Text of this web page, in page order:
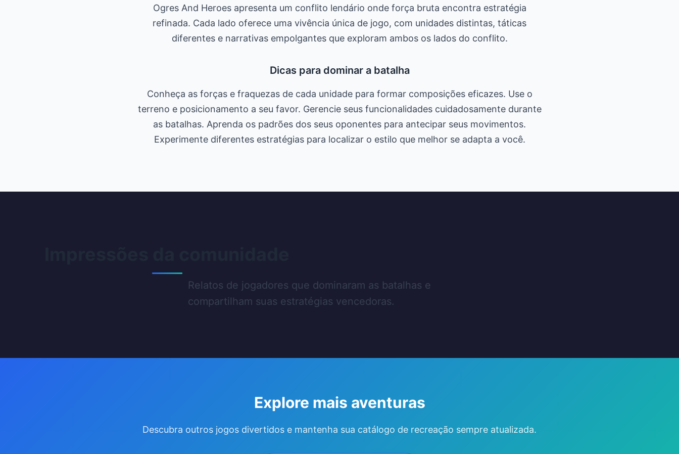
Ogres And Heroes apresenta um conflito lendário onde força bruta encontra estratégia
refinada. Cada lado oferece uma vivência única de jogo, com unidades distintas, táticas
diferentes e narrativas empolgantes que exploram ambos os lados do conflito.
Dicas para dominar a batalha
Conheça as forças e fraquezas de cada unidade para formar composições eficazes. Use o
terreno e posicionamento a seu favor. Gerencie seus funcionalidades cuidadosamente durante
as batalhas. Aprenda os padrões dos seus oponentes para antecipar seus movimentos.
Experimente diferentes estratégias para localizar o estilo que melhor se adapta a você.
Relatos de jogadores que dominaram as batalhas e
compartilham suas estratégias vencedoras.
Explore mais aventuras
Descubra outros jogos divertidos e mantenha sua catálogo de recreação sempre atualizada.